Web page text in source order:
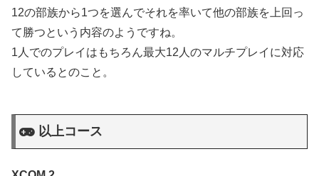
12の部族から1つを選んでそれを率いて他の部族を上回っ
て勝つという内容のようですね。
1人でのプレイはもちろん最大12人のマルチプレイに対応
しているとのこと。
以上コース